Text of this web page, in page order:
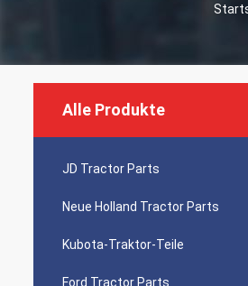
Alle Produkte
JD Tractor Parts
Neue Holland Tractor Parts
Kubota-Traktor-Teile
Ford Tractor Parts